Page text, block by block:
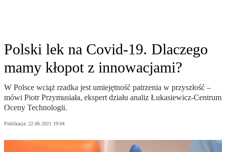
Polski lek na Covid-19. Dlaczego
mamy kłopot z innowacjami?
W Polsce wciąż rzadka jest umiejętność patrzenia w przyszłość –
mówi Piotr Przymusiała, ekspert działu analiz Łukasiewicz-Centrum
Oceny Technologii.
Publikacja: 22.06.2021 19:04